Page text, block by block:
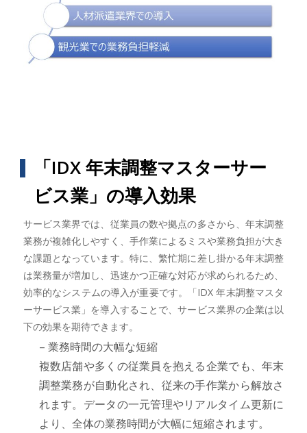
「IDX 年末調整マスターサー
ビス業」の導入効果
サービス業界では、従業員の数や拠点の多さから、年末調整
業務が複雑化しやすく、手作業によるミスや業務負担が大き
な課題となっています。特に、繁忙期に差し掛かる年末調整
は業務量が増加し、迅速かつ正確な対応が求められるため、
効率的なシステムの導入が重要です。「IDX 年末調整マスタ
ーサービス業」を導入することで、サービス業界の企業は以
下の効果を期待できます。
– 業務時間の大幅な短縮
複数店舗や多くの従業員を抱える企業でも、年末
調整業務が自動化され、従来の手作業から解放さ
れます。データの一元管理やリアルタイム更新に
より、全体の業務時間が大幅に短縮されます。